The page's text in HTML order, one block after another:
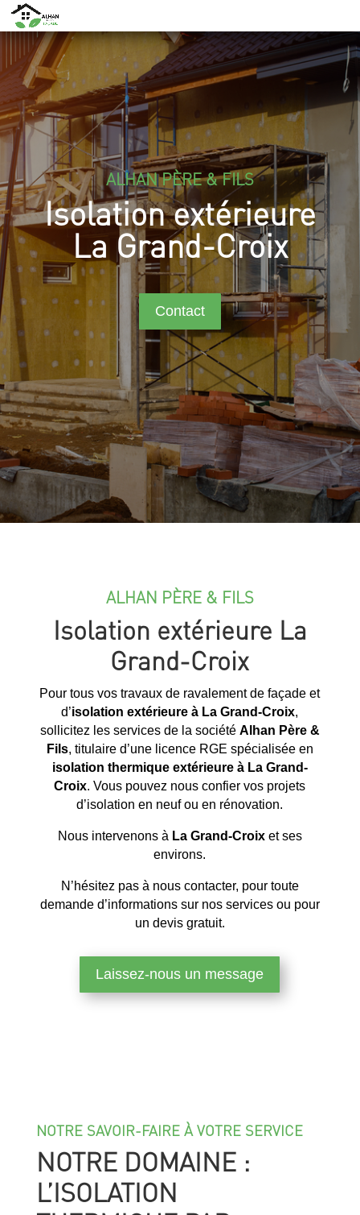
ALHAN PÈRE & FILS
Isolation extérieure
La Grand-Croix
Contact
ALHAN PÈRE & FILS
Isolation extérieure La
Grand-Croix
Pour tous vos travaux de ravalement de façade et
d’isolation extérieure à La Grand-Croix,
sollicitez les services de la société Alhan Père &
Fils, titulaire d’une licence RGE spécialisée en
isolation thermique extérieure à La Grand-
Croix. Vous pouvez nous confier vos projets
d’isolation en neuf ou en rénovation.
Nous intervenons à La Grand-Croixet ses
environs.
N’hésitez pas à nous contacter, pour toute
demande d’informations sur nos services ou pour
un devis gratuit.
Laissez-nous un message
NOTRE SAVOIR-FAIRE À VOTRE SERVICE
NOTRE DOMAINE :
L’ISOLATION